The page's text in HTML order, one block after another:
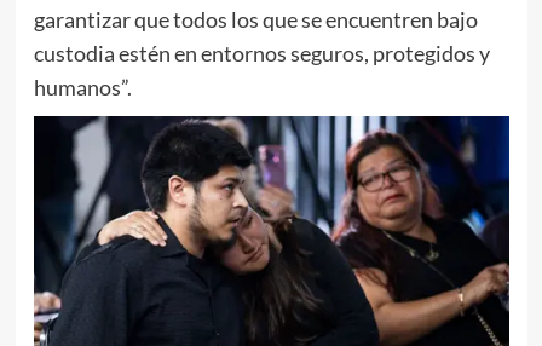
garantizar que todos los que se encuentren bajo
custodia estén en entornos seguros, protegidos y
humanos”.